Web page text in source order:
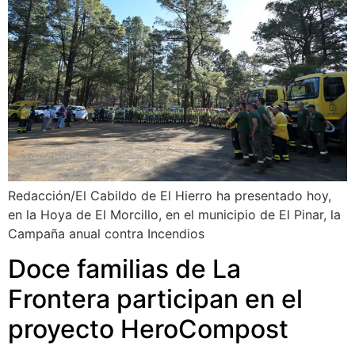
Redacción/El Cabildo de El Hierro ha presentado hoy,
en la Hoya de El Morcillo, en el municipio de El Pinar, la
Campaña anual contra Incendios
Doce familias de La
Frontera participan en el
proyecto HeroCompost